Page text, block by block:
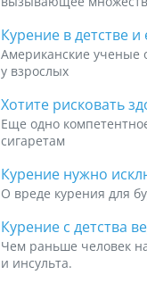
Курение в детстве и
Американские ученые
у взрослых
Хотите рисковать
Еще одно
сигаретам
Курение нужно
О вреде курения для
Курение с детства
Чем раньше человек
и инсульта.